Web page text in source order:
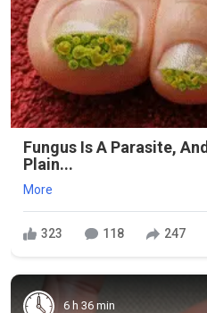
Fungus Is A Parasite,
Plain...
More
323 118 247
6 h 36 min